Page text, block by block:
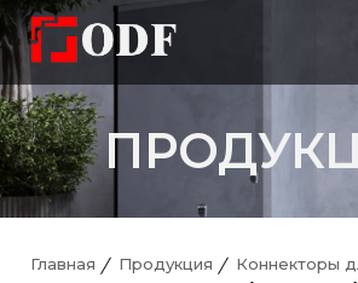
Главная Продукция
Коннекторы